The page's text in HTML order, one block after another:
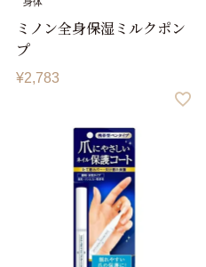
ミノン全身保湿ミルクポン
プ
¥2,783